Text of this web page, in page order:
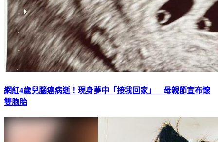
網紅4歲兒腦癌病逝！現身夢中「接我回家」 母親節宣布懷
雙胞胎